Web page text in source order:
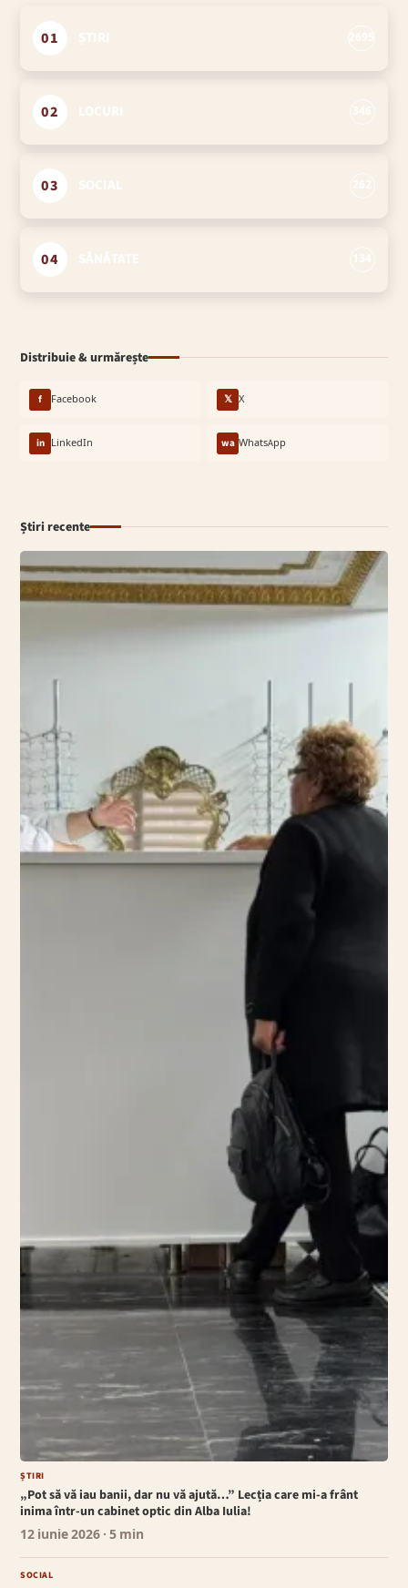
01
02
03
04
Distribuie & urmărește
f Facebook 𝕏 X
in LinkedIn wa WhatsApp
Știri recente
ȘTIRI
„Pot să vă iau banii, dar nu vă ajută…” Lecția care mi-a frânt
inima într-un cabinet optic din Alba Iulia!
12 iunie 2026 · 5 min
SOCIAL